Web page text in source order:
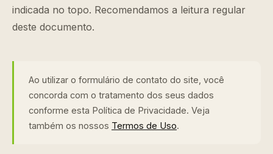
indicada no topo. Recomendamos a leitura regular
deste documento.
Ao utilizar o formulário de contato do site, você
concorda com o tratamento dos seus dados
conforme esta Política de Privacidade. Veja
também os nossos Termos de Uso.